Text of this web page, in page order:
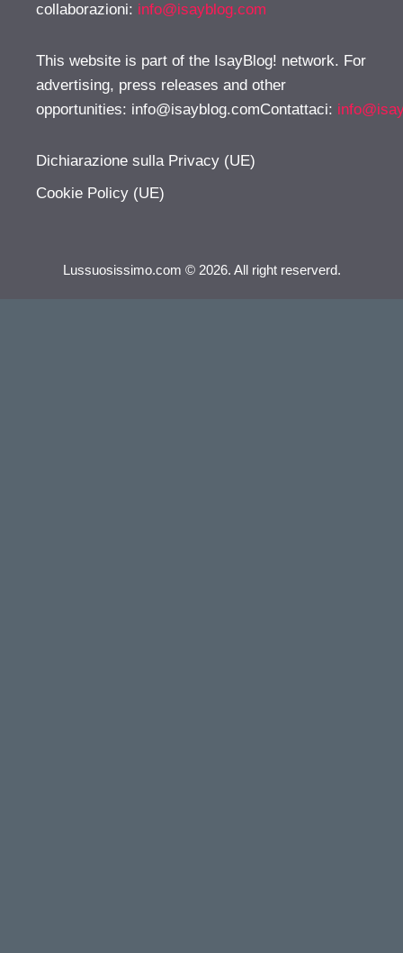
collaborazioni: info@isayblog.com
This website is part of the IsayBlog! network. For
advertising, press releases and other
opportunities: info@isayblog.comContattaci:
Dichiarazione sulla Privacy (UE)
Cookie Policy (UE)
Lussuosissimo.com © 2026. All right reserverd.